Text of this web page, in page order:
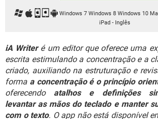
INSTAGRAM GMAIL
EXCEL
GUIA DE COMPRAS
Windows 7 Windows 8 Windows 10
iPad - Inglês
iA Writeré um editor que oferece uma
escrita estimulando a concentração e a
criado, auxiliando na estruturação e
forma a concentração é o princípio
oferecendo atalhos e definições
levantar as mãos do teclado e manter
com o texto. O app não está disponível